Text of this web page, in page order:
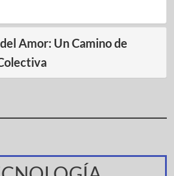
Amor: Un Camino de